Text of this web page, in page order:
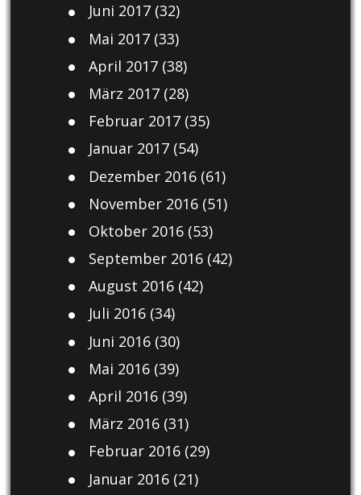
Juni 2017(32)
Mai 2017(33)
April 2017(38)
März 2017(28)
Februar 2017(35)
Januar 2017(54)
Dezember 2016(61)
November 2016(51)
Oktober 2016(53)
September 2016(42)
August 2016(42)
Juli 2016(34)
Juni 2016(30)
Mai 2016(39)
April 2016(39)
März 2016(31)
Februar 2016(29)
Januar 2016(21)